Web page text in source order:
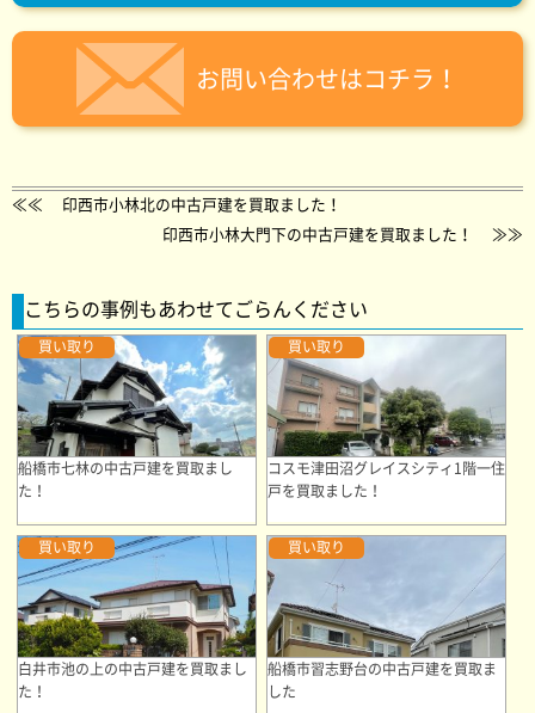
お問い合わせはコチラ！
≪≪ 印西市小林北の中古戸建を買取ました！
印西市小林大門下の中古戸建を買取ました！
≫≫
こちらの事例もあわせてごらんください
買い取り
船橋市七林の中古戸建を買取まし
た！
買い取り
コスモ津田沼グレイスシティ1階一住
戸を買取ました！
買い取り
白井市池の上の中古戸建を買取まし
た！
買い取り
船橋市習志野台の中古戸建を買取ま
した